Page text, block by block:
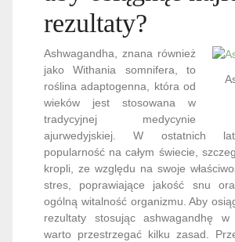
rezultaty?
Ashwagandha, znana również
jako Withania somnifera, to
roślina adaptogenna, która od
wieków jest stosowana w
tradycyjnej medycynie
ajurwedyjskiej. W ostatnich
popularność na całym świecie,
kropli, ze względu na swoje
stres, poprawiające jakość snu
ogólną witalność organizmu. Aby
rezultaty stosując ashwagandhę
warto przestrzegać kilku zasad.